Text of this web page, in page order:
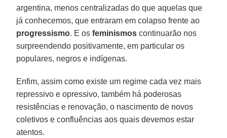
argentina, menos centralizadas do que aquelas que
já conhecemos, que entraram em colapso frente ao
progressismo. E osfeminismos continuarão nos
surpreendendo positivamente, em particular os
populares, negros e indígenas.
Enfim, assim como existe um regime cada vez mais
repressivo e opressivo, também há poderosas
resistências e renovação, o nascimento de novos
coletivos e confluências aos quais devemos estar
atentos.